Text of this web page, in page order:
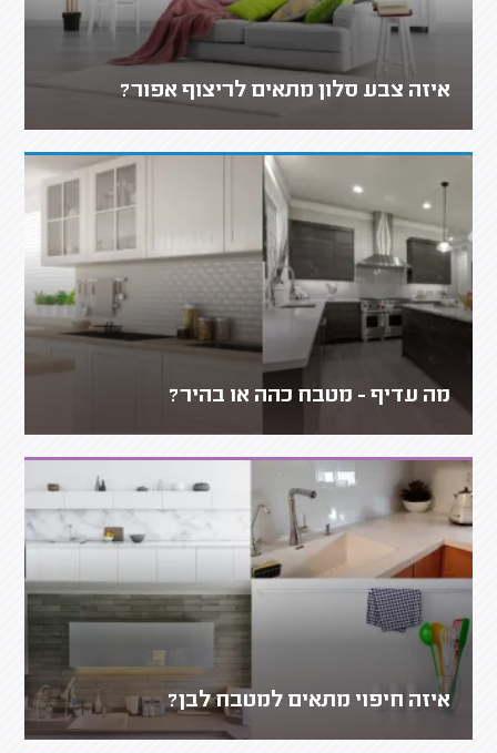
איזה צבע סלון מתאים לריצוף אפור?
מה עדיף - מטבח כהה או בהיר?
איזה חיפוי מתאים למטבח לבן?